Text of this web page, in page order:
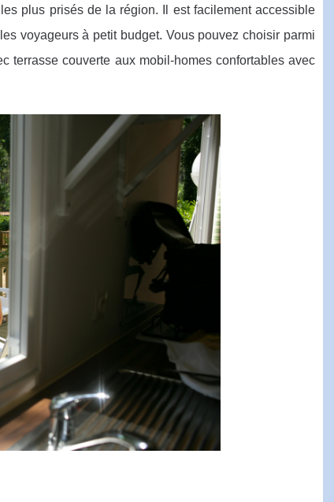
plus prisés de la région. Il est facilement accessible
voyageurs à petit budget. Vous pouvez choisir parmi
terrasse couverte aux mobil-homes confortables avec